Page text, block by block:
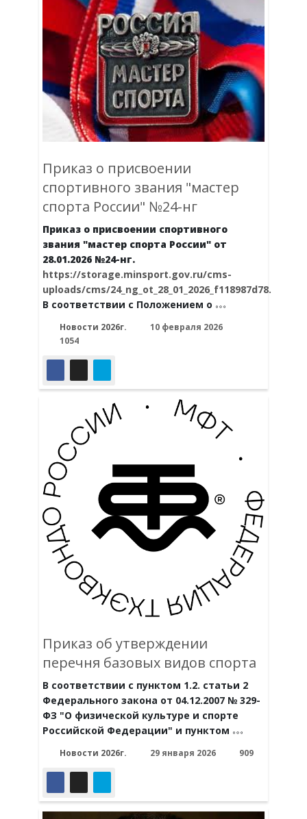
Приказ о присвоении
спортивного звания "мастер
спорта России" №24-нг
Приказ о присвоении спортивного
звания "мастер спорта России" от
28.01.2026 №24-нг.
https://storage.minsport.gov.ru/cms-
uploads/cms/24_ng_ot_28_01_2026_f118987d78.pdf
В соответствии с Положением о
Новости 2026г.
10 февраля 2026
1054
Приказ об утверждении
перечня базовых видов спорта
В соответствии с пунктом 1.2. статьи 2
Федерального закона от 04.12.2007 № 329-
ФЗ "О физической культуре и спорте
Российской Федерации" и пунктом
Новости 2026г. 29 января 2026 909